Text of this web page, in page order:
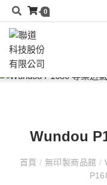
0
Wundou
首頁/ 無印製商品館/